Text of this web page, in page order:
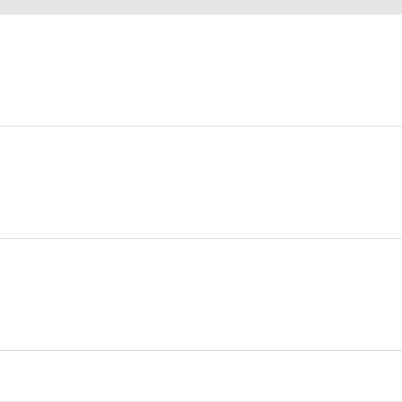
на ней не только традиционные номера, не раз
или бассейн. 100 представлений - прекрасных и очень
под яркими софитами, переносит всех в настоящую
акробаты, дрессировщики, эквилибристы, жонглеры,
свои огни и дарит людям праздник. Многие артисты